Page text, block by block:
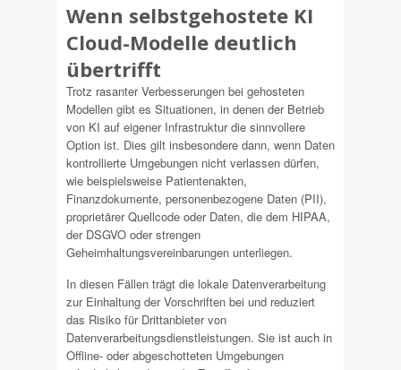
Wenn selbstgehostete KI
Cloud-Modelle deutlich
übertrifft
Trotz rasanter Verbesserungen bei gehosteten
Modellen gibt es Situationen, in denen der Betrieb
von KI auf eigener Infrastruktur die sinnvollere
Option ist. Dies gilt insbesondere dann, wenn Daten
kontrollierte Umgebungen nicht verlassen dürfen,
wie beispielsweise Patientenakten,
Finanzdokumente, personenbezogene Daten (PII),
proprietärer Quellcode oder Daten, die dem HIPAA,
der DSGVO oder strengen
Geheimhaltungsvereinbarungen unterliegen.
In diesen Fällen trägt die lokale Datenverarbeitung
zur Einhaltung der Vorschriften bei und reduziert
das Risiko für Drittanbieter von
Datenverarbeitungsdienstleistungen. Sie ist auch in
Offline- oder abgeschotteten Umgebungen